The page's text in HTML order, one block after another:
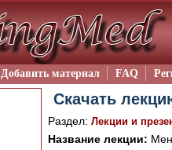
Добавить материал FAQ
Скачать
Раздел: Лекции и
Название лекции: